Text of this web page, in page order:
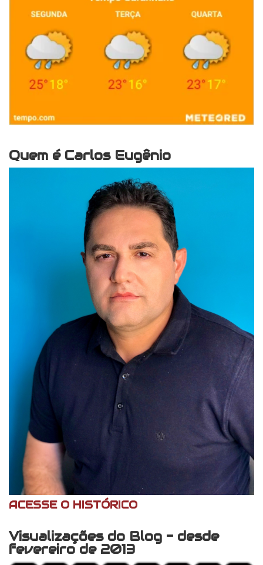
Quem é Carlos Eugênio
ACESSE O HISTÓRICO
Visualizações do Blog - desde
fevereiro de 2013